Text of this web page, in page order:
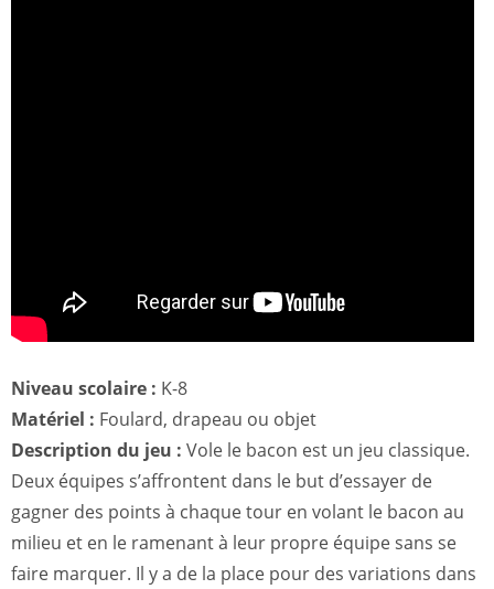
Niveau scolaire : K-8
Matériel : Foulard, drapeau ou objet
Description du jeu : Vole le bacon est un jeu classique.
Deux équipes s’affrontent dans le but d’essayer de
gagner des points à chaque tour en volant le bacon au
milieu et en le ramenant à leur propre équipe sans se
faire marquer. Il y a de la place pour des variations dans